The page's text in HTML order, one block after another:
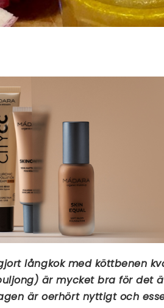
långkok med köttbenen
är mycket bra för det
är oerhört nyttigt och